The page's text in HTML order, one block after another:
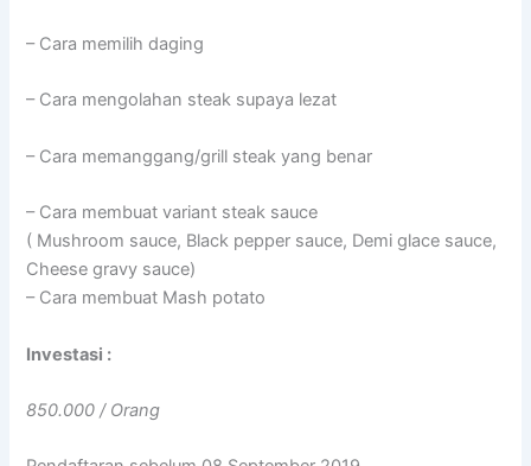
– Cara memilih daging
– Cara mengolahan steak supaya lezat
– Cara memanggang/grill steak yang benar
– Cara membuat variant steak sauce
( Mushroom sauce, Black pepper sauce, Demi glace sauce,
Cheese gravy sauce)
– Cara membuat Mash potato
Investasi :
850.000 / Orang